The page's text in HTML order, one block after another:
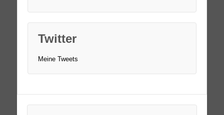
Twitter
Meine Tweets